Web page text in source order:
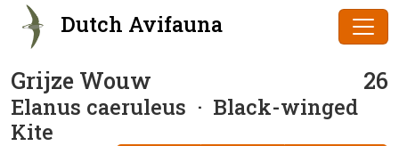
Dutch Avifauna
Grijze Wouw 26
Elanus caeruleus · Black-winged
Kite